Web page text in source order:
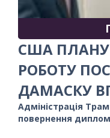
США
РОБОТУ
ДАМАСКУ
Адміністрація
повернення